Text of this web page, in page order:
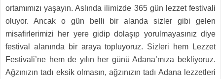
ortamımızı yaşayın. Aslında ilimizde 365 gün lezzet festivali
oluyor. Ancak o gün belli bir alanda sizler gibi gelen
misafirlerimizi her yere gidip dolaşıp yorulmayasınız diye
festival alanında bir araya topluyoruz. Sizleri hem Lezzet
Festivali’ne hem de yılın her günü Adana’mıza bekliyoruz.
Ağzınızın tadı eksik olmasın, ağzınızın tadı Adana lezzetleri